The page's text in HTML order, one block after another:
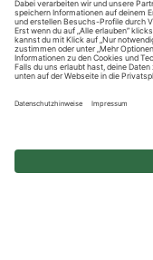
© 2026